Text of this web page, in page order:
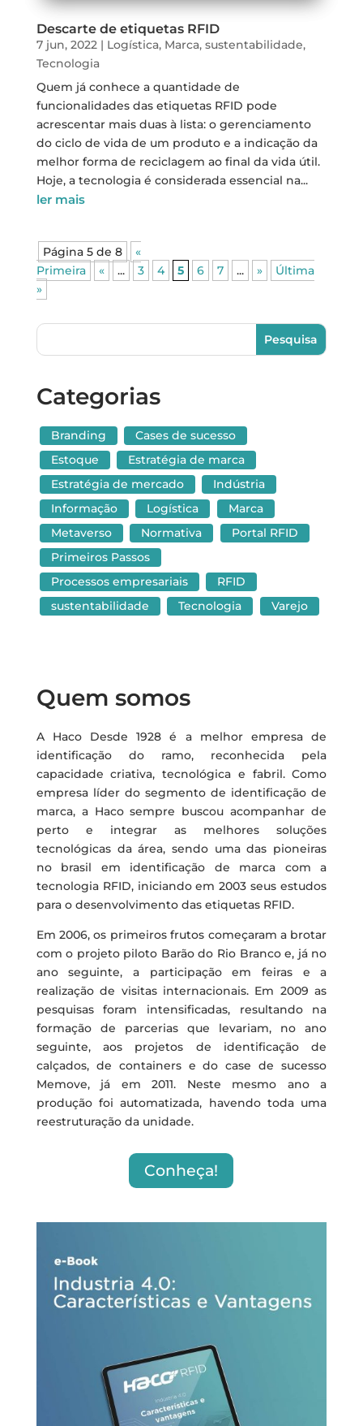
Descarte de etiquetas RFID
7 jun, 2022| Logística, Marca, sustentabilidade,
Tecnologia
Quem já conhece a quantidade de
funcionalidades das etiquetas RFID pode
acrescentar mais duas à lista: o gerenciamento
do ciclo de vida de um produto e a indicação da
melhor forma de reciclagem ao final da vida útil.
Hoje, a tecnologia é considerada essencial na...
ler mais
Página 5 de 8
«
Primeira
« ... 3 4 5 6 7 ... »
Última
»
Categorias
Branding
Cases de sucesso
Estoque
Estratégia de marca
Estratégia de mercado
Indústria
Informação
Logística
Marca
Metaverso
Normativa
Portal RFID
Primeiros Passos
Processos empresariais
RFID
sustentabilidade
Tecnologia Varejo
Quem somos
A Haco Desde 1928 é a melhor empresa de
identificação do ramo, reconhecida pela
capacidade criativa, tecnológica e fabril. Como
empresa líder do segmento de identificação de
marca, a Haco sempre buscou acompanhar de
perto e integrar as melhores soluções
tecnológicas da área, sendo uma das pioneiras
no brasil em identificação de marca com a
tecnologia RFID, iniciando em 2003 seus estudos
para o desenvolvimento das etiquetas RFID.
Em 2006, os primeiros frutos começaram a brotar
com o projeto piloto Barão do Rio Branco e, já no
ano seguinte, a participação em feiras e a
realização de visitas internacionais. Em 2009 as
pesquisas foram intensificadas, resultando na
formação de parcerias que levariam, no ano
seguinte, aos projetos de identificação de
calçados, de containers e do case de sucesso
Memove, já em 2011. Neste mesmo ano a
produção foi automatizada, havendo toda uma
reestruturação da unidade.
Conheça!